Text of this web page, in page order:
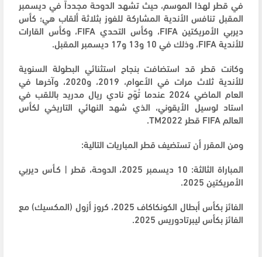
في قطر لهذا الموسم، حيث تشهد الدوحة مجدداً في ديسمبر
المقبل تنافس الأندية المشاركة للفوز بثلاثة ألقاب هي؛ كأس
ديربي الأمريكتين FIFA، وكأس التحدي FIFA، وكأس القارات
للأندية FIFA، وذلك في 10 و13 و17 ديسمبر المقبل.
وكانت قطر قد استضافت بنجاح استثنائي البطولة السنوية
للأندية ثلاث مرات في الأعوام، 2019، و2020، وآخرها في
العام الماضي 2024 عندما تُوّج نادي ريال مدريد باللقب في
استاد لوسيل الأيقوني، الذي شهد النهائي التاريخي لكأس
العالم FIFA قطر 2022 TM
.
ومن المقرر أن تستضيف قطر المباريات التالية:
المباراة الثالثة: 10 ديسمبر 2025، الدوحة، قطر | كـأس ديربي
الأمريكتين 2025.
الفائز بكأس أبطال الكونكاكاف 2025، كروز أزول (المكسيك) مع
الفائز بكأس ليبرتادوريس 2025.